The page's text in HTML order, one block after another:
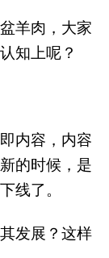
羊肉，大家
知上呢？
内容，内容
的时候，是
线了。
发展？这样